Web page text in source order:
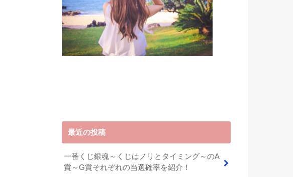
最近の投稿
一番くじ銀魂～くじはノリとタイミング～のA
賞～G賞それぞれの当選確率を紹介！